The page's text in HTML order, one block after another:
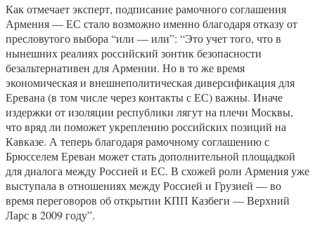
Как отмечает эксперт, подписание рамочного соглашения
Армения — ЕС стало возможно именно благодаря отказу от
пресловутого выбора “или — или”: “Это учет того, что в
нынешних реалиях российский зонтик безопасности
безальтернативен для Армении. Но в то же время
экономическая и внешнеполитическая диверсификация для
Еревана (в том числе через контакты с ЕС) важны. Иначе
издержки от изоляции республики лягут на плечи Москвы,
что вряд ли поможет укреплению российских позиций на
Кавказе. А теперь благодаря рамочному соглашению с
Брюсселем Ереван может стать дополнительной площадкой
для диалога между Россией и ЕС. В схожей роли Армения уже
выступала в отношениях между Россией и Грузией — во
время переговоров об открытии КПП Казбеги — Верхний
Ларс в 2009 году”.